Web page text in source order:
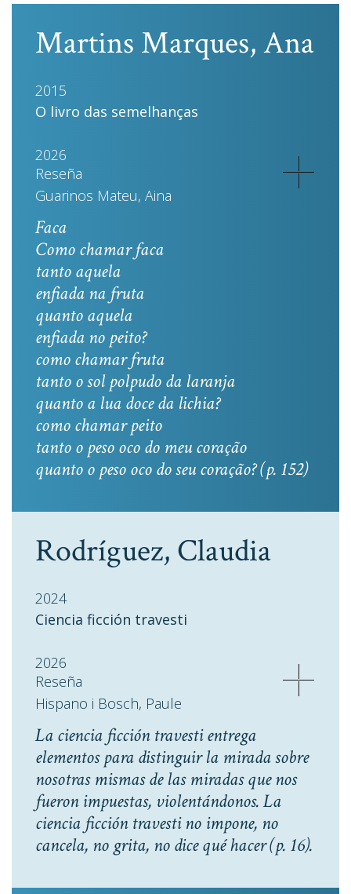
Martins Marques, Ana
2015
O livro das semelhanças
2026
Reseña
Guarinos Mateu, Aina
Faca
Como chamar faca
tanto aquela
enfiada na fruta
quanto aquela
enfiada no peito?
como chamar fruta
tanto o sol polpudo da laranja
quanto a lua doce da lichia?
como chamar peito
tanto o peso oco do meu coração
quanto o peso oco do seu coração? (p. 152)
Rodríguez, Claudia
2024
Ciencia ficción travesti
2026
Reseña
Hispano i Bosch, Paule
La ciencia ficción travesti entrega
elementos para distinguir la mirada sobre
nosotras mismas de las miradas que nos
fueron impuestas, violentándonos. La
ciencia ficción travesti no impone, no
cancela, no grita, no dice qué hacer(p. 16).